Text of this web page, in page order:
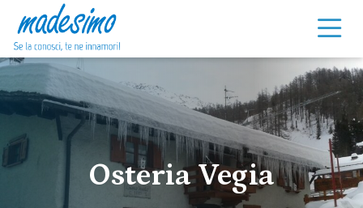
Vai al contenuto
Osteria Vegia